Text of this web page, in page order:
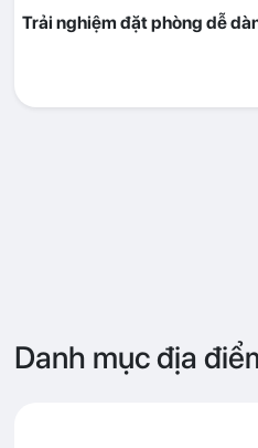
Trải nghiệm đặt phòng dễ
Danh mục địa